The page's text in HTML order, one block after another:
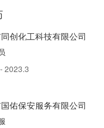
创化工科技有限公司
2023.3
佑保安服务有限公司